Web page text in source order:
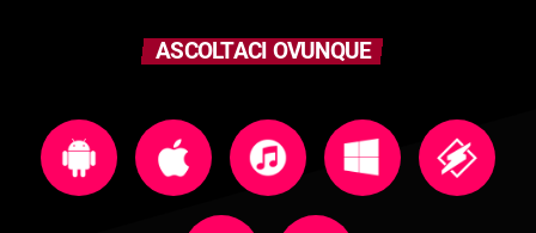
ASCOLTACI OVUNQUE